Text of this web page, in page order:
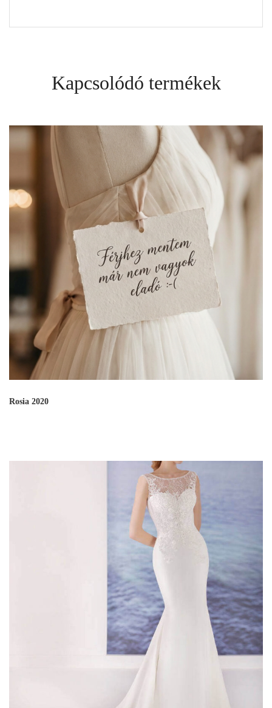
Kapcsolódó termékek
Rosia 2020